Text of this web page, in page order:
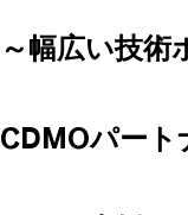
～幅広い技術
CDMOパート